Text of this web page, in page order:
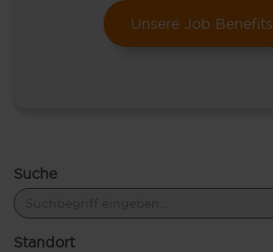
Unsere Job Benefits
Suche
Standort